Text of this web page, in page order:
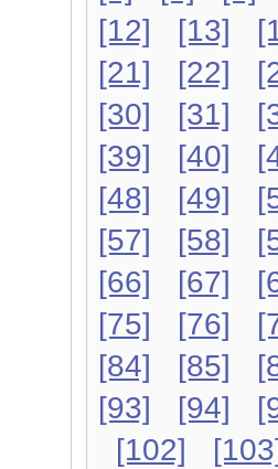
[12]
[13]
[21]
[22]
[30]
[31]
[39]
[40]
[48]
[49]
[57]
[58]
[66]
[67]
[75]
[76]
[84]
[85]
[93]
[94]
[102]